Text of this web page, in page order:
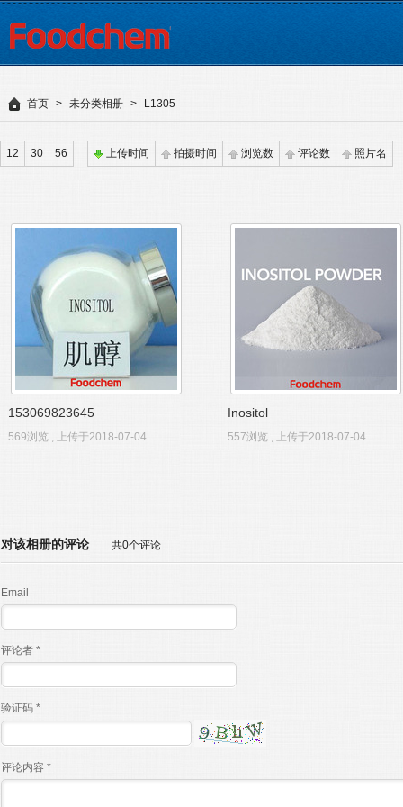
首页 > 未分类相册 > L1305
12 30 56 上传时间 拍摄时间 浏览数 评论数 照片名
153069823645
569浏览 , 上传于2018-07-04
Inositol
557浏览 , 上传于2018-07-04
对该相册的评论 共0个评论
Email
评论者 *
验证码 *
评论内容 *